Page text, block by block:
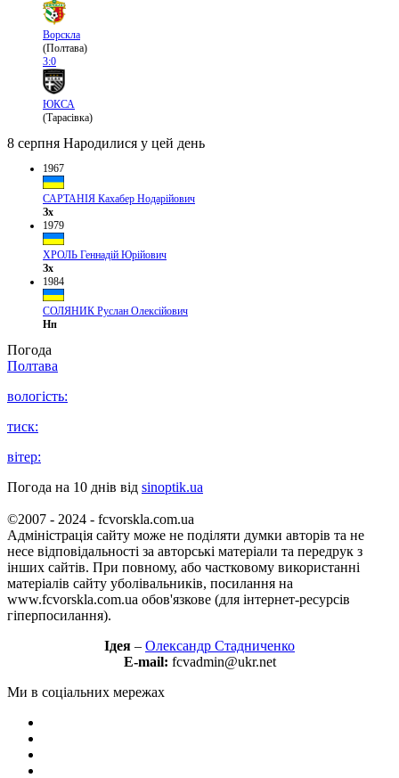
Ворскла
(Полтава)
3:0
ЮКСА
(Тарасівка)
8 серпня Народилися у цей день
1967
САРТАНІЯ Кахабер Нодарійович
Зх
1979
ХРОЛЬ Геннадій Юрійович
Зх
1984
СОЛЯНИК Руслан Олексійович
Нп
Погода
Полтава
вологість:
тиск:
вітер:
Погода на 10 днів від sinoptik.ua
©2007 - 2024 - fcvorskla.com.ua
Адміністрація сайту може не поділяти думки авторів та не
несе відповідальності за авторські матеріали та передрук з
інших сайтів. При повному, або частковому використанні
матеріалів сайту уболівальників, посилання на
www.fcvorskla.com.ua обов'язкове (для інтернет-ресурсів
гіперпосилання).
Ідея – Олександр Стадниченко
E-mail: fcvadmin@ukr.net
Ми в соціальних мережах